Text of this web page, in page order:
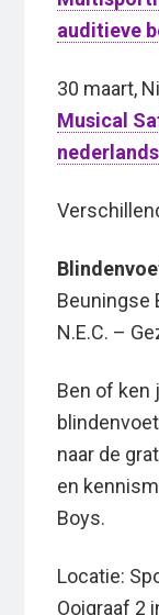
auditieve
30 maart,
Musical
Beuningse
N.E.C. –
Ben of ken
naar de
en
Boys.
Locatie:
Ooigraaf 2